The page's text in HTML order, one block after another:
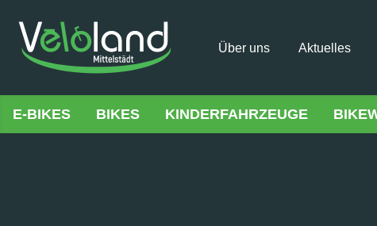
Über uns Aktuelles
E-BIKES BIKES KINDERFAHRZEUGE